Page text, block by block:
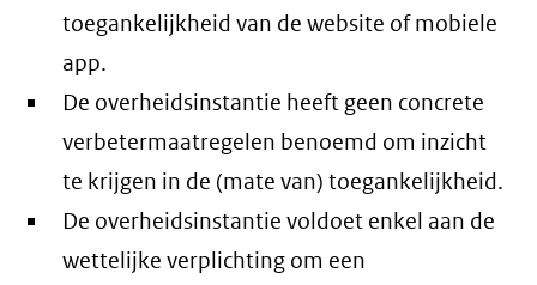
toegankelijkheid van de website of mobiele
app.
De overheidsinstantie heeft geen concrete
verbetermaatregelen benoemd om inzicht
te krijgen in de (mate van) toegankelijkheid.
De overheidsinstantie voldoet enkel aan de
wettelijke verplichting om een